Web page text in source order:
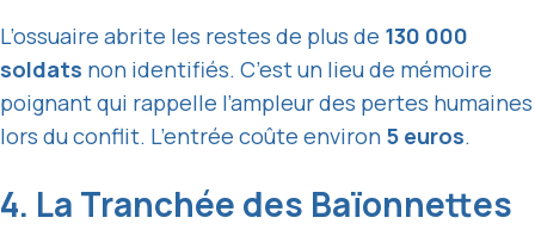
L’ossuaire abrite les restes de plus de 130 000
soldats non identifiés. C’est un lieu de mémoire
poignant qui rappelle l’ampleur des pertes humaines
lors du conflit. L’entrée coûte environ 5 euros.
4. La Tranchée des Baïonnettes